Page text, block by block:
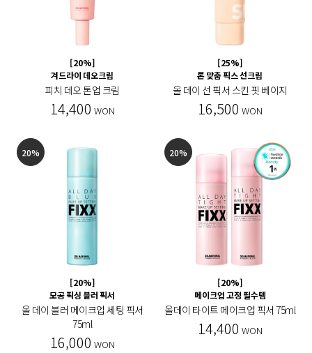
[20%]
겨드라이 데오크림
피치 데오 톤업 크림
14,400 WON
[25%]
톤 맞춤 픽스 선크림
올 데이 선 픽서 스킨 핏 베이지
16,500 WON
20%
[20%]
모공 픽싱 블러 픽서
올 데이 블러 메이크업 세팅 픽서
75ml
16,000 WON
20%
[20%]
메이크업 고정 필수템
올데이 타이트 메이크업 픽서 75ml
14,400 WON